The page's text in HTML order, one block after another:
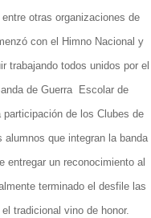
otras organizaciones de
con el Himno Nacional y
trabajando todos unidos por el
de Guerra Escolar de
de los Clubes de
alumnos que integran la banda
entregar un reconocimiento al
terminado el desfile las
tradicional vino de honor.